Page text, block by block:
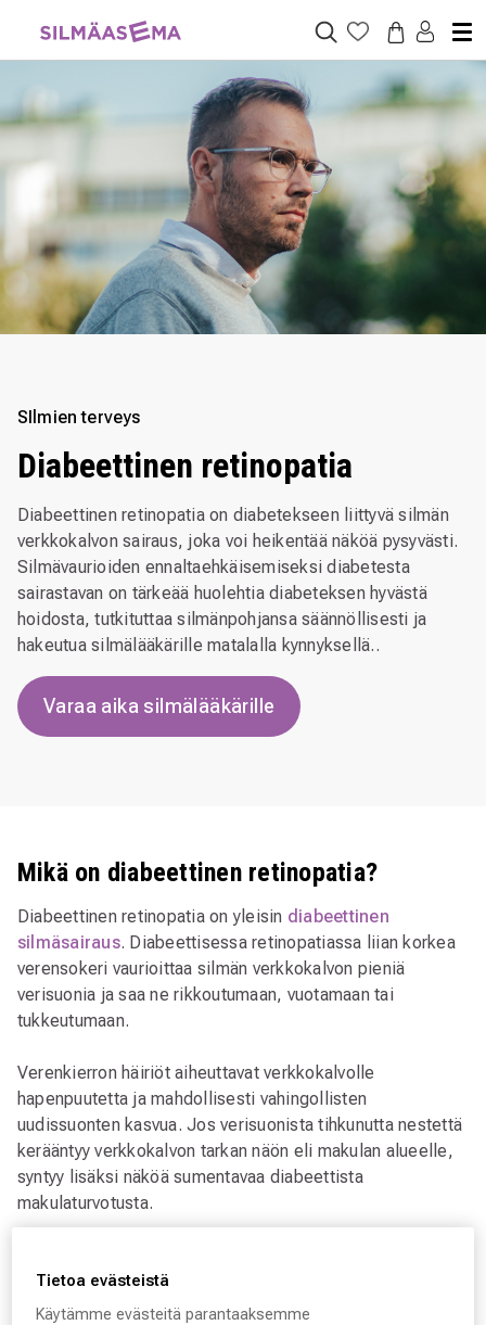
SIlmien terveys
Diabeettinen retinopatia
Diabeettinen retinopatia on diabetekseen liittyvä silmän
verkkokalvon sairaus, joka voi heikentää näköä pysyvästi.
Silmävaurioiden ennaltaehkäisemiseksi diabetesta
sairastavan on tärkeää huolehtia diabeteksen hyvästä
hoidosta, tutkituttaa silmänpohjansa säännöllisesti ja
hakeutua silmälääkärille matalalla kynnyksellä..
Varaa aika silmälääkärille
Mikä on diabeettinen retinopatia?
Diabeettinen retinopatia on yleisin diabeettinen
silmäsairaus. Diabeettisessa retinopatiassa liian korkea
verensokeri vaurioittaa silmän verkkokalvon pieniä
verisuonia ja saa ne rikkoutumaan, vuotamaan tai
tukkeutumaan.
Verenkierron häiriöt aiheuttavat verkkokalvolle
hapenpuutetta ja mahdollisesti vahingollisten
uudissuonten kasvua. Jos verisuonista tihkunutta nestettä
kerääntyy verkkokalvon tarkan näön eli makulan alueelle,
syntyy lisäksi näköä sumentavaa diabeettista
makulaturvotusta.
retinopatia ja makulaturvotus heikentävät ajan myötä
näköä.
Tietoa evästeistä
Käytämme evästeitä parantaaksemme